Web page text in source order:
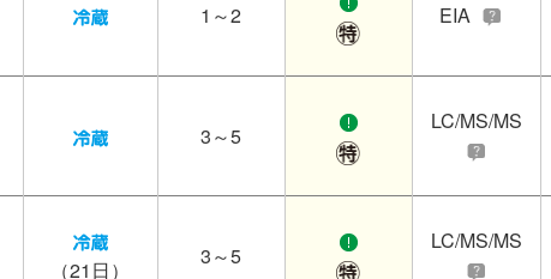
1～2 EIA
3～5
LC/MS/MS
（21日）
3～5
LC/MS/MS